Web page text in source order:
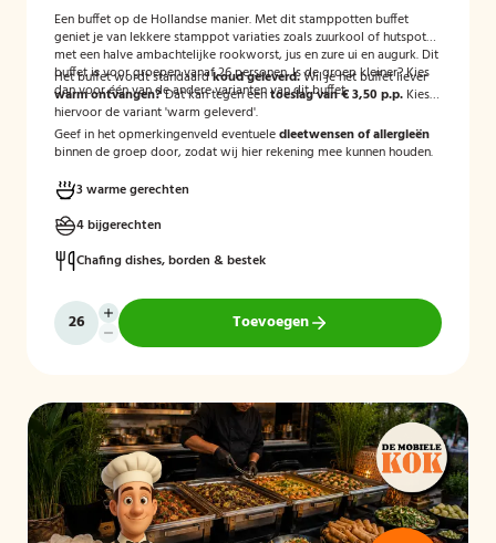
Een buffet op de Hollandse manier. Met dit stamppotten buffet
geniet je van lekkere stamppot variaties zoals zuurkool of hutspot
met een halve ambachtelijke rookworst, jus en zure ui en augurk. Dit
buffet is voor groepen vanaf 26 personen. Is de groep kleiner? Kies
dan voor één van de andere varianten van dit buffet.
Het buffet wordt standaardkoud geleverd.Wil je het buffet liever
warm ontvangen?Dat kan tegen eentoeslag van € 3,50 p.p. Kies
hiervoor de variant 'warm geleverd'.
Geef in het opmerkingenveld eventueledieetwensen of allergieën
binnen de groep door, zodat wij hier rekening mee kunnen houden.
3 warme gerechten
4 bijgerechten
Chafing dishes, borden & bestek
Toevoegen